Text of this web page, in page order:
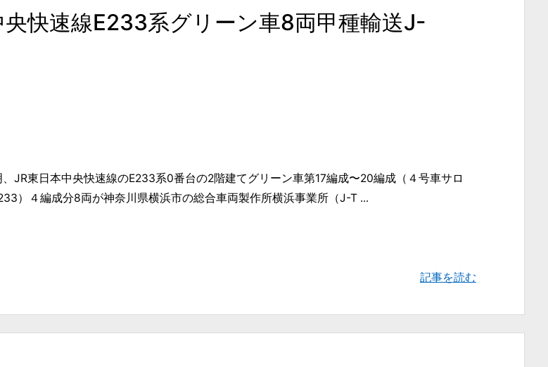
快速線E233系グリーン車8両甲種輸送J-
JR東日本中央快速線のE233系0番台の2階建てグリーン車第17編成〜20編成（４号車サロ
）４編成分8両が神奈川県横浜市の総合車両製作所横浜事業所（J-T ...
記事を読む